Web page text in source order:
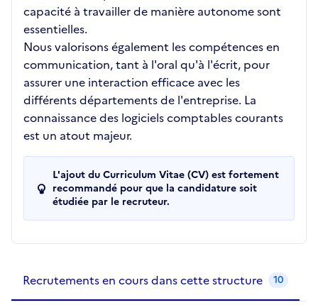
capacité à travailler de manière autonome sont
essentielles.
Nous valorisons également les compétences en
communication, tant à l'oral qu'à l'écrit, pour
assurer une interaction efficace avec les
différents départements de l'entreprise. La
connaissance des logiciels comptables courants
est un atout majeur.
L'ajout du Curriculum Vitae (CV) est fortement
recommandé pour que la candidature soit
étudiée par le recruteur.
Recrutements en cours dans cette structure 10